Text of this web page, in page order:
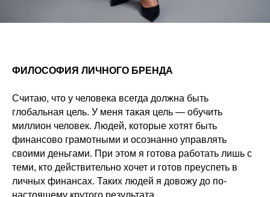
ФИЛОСОФИЯ ЛИЧНОГО БРЕНДА
Считаю, что у человека всегда должна быть
глобальная цель. У меня такая цель — обучить
миллион человек. Людей, которые хотят быть
финансово грамотными и осознанно управлять
своими деньгами. При этом я готова работать лишь с
теми, кто действительно хочет и готов преуспеть в
личных финансах. Таких людей я довожу до по-